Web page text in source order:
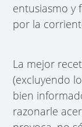
entusiasmo y
por la
La mejor
(excluyendo
bien
razonarle